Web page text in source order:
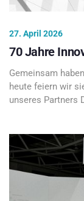
27. April 2026
70 Jahre
Gemeinsam
heute feiern wir
unseres Partners